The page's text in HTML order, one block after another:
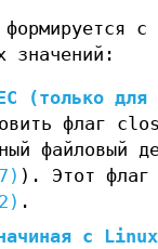
формируется с
значений:
(только для
флаг
файловый
). Этот флаг
.
с